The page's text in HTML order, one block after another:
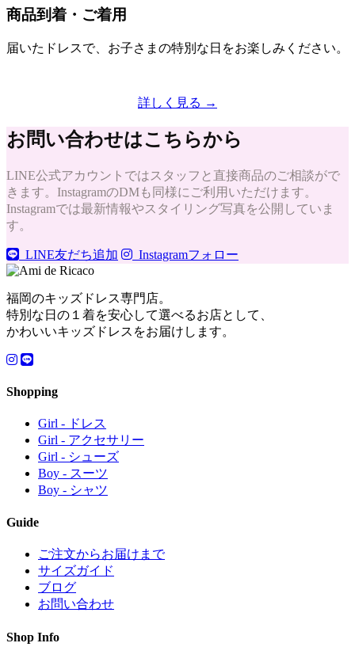
商品到着・ご着用
届いたドレスで、お子さまの特別な日をお楽しみください。
詳しく見る →
お問い合わせはこちらから
LINE公式アカウントではスタッフと直接商品のご相談がで
きます。InstagramのDMも同様にご利用いただけます。
Instagramでは最新情報やスタイリング写真を公開していま
す。
LINE友だち追加 Instagramフォロー
福岡のキッズドレス専門店。
特別な日の１着を安心して選べるお店として、
かわいいキッズドレスをお届けします。
Shopping
Girl - ドレス
Girl - アクセサリー
Girl - シューズ
Boy - スーツ
Boy - シャツ
Guide
ご注文からお届けまで
サイズガイド
ブログ
お問い合わせ
Shop Info